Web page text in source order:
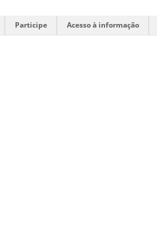
Participe Acesso à informação